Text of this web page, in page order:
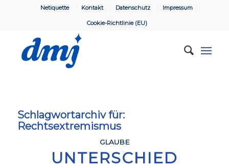
Netiquette Kontakt Datenschutz Impressum
Cookie-Richtlinie (EU)
Schlagwortarchiv für:
Rechtsextremismus
GLAUBE
UNTERSCHIED